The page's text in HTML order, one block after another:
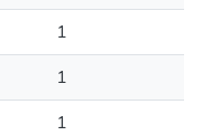
1
1
1